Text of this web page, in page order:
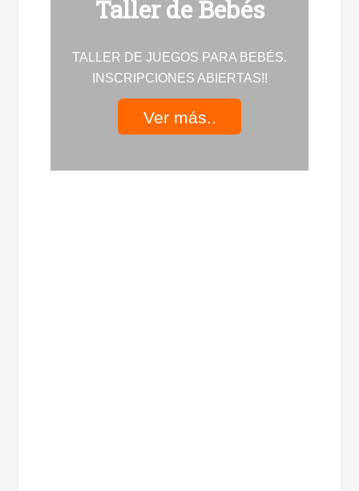
Taller de Bebés
TALLER DE JUEGOS PARA BEBÉS.
INSCRIPCIONES ABIERTAS!!
Ver más..